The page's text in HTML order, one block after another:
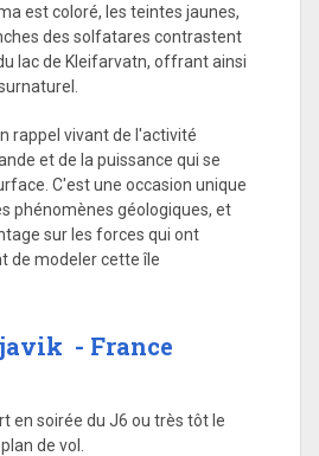
est coloré, les teintes jaunes,
des solfatares contrastent
lac de Kleifarvatn, offrant ainsi
rappel vivant de l'activité
et de la puissance qui se
C'est une occasion unique
phénomènes géologiques, et
sur les forces qui ont
de modeler cette île
- France
en soirée du J6 ou très tôt le
de vol.